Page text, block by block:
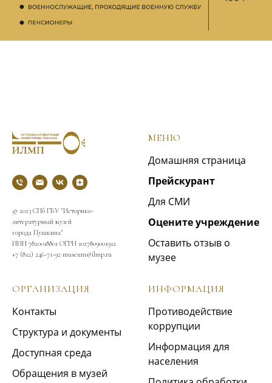
© 2023 СПб ГБУ "Историко-
литературный музей
города Пушкина"
ИНН 7820018801 ОГРН 1027809001912
+7 (812) 246-71-92 museum@ilmp.ru
МЕНЮ
Домашняя страница
Прейскурант
Для СМИ
Оцените учреждение
Оставить отзыв о
музее
ОРГАНИЗАЦИЯ
Контакты
Структура и документы
Доступная среда
Обращения в музей
ИНФОРМАЦИЯ
Противодействие
коррупции
Информация для
населения